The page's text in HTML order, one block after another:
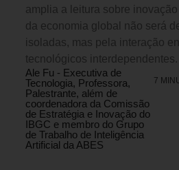
amplia a leitura sobre
da economia global não será
isoladas, mas pela interação
tecnológicos interdependentes.
Ale Fu - Executiva de
Tecnologia, Professora,
Palestrante, além de
coordenadora da Comissão
de Estratégia e Inovação do
IBGC e membro do Grupo
de Trabalho de Inteligência
Artificial da ABES
7